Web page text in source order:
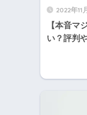
2022年11
【本音マ
い？評判